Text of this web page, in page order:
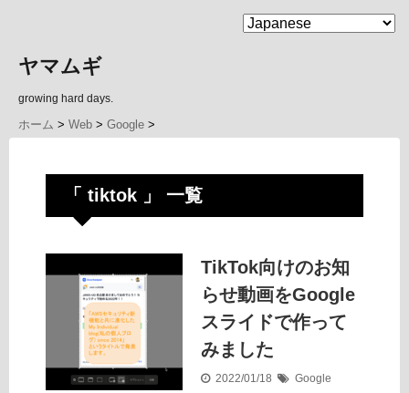
MENU
ヤマムギ
growing hard days.
ホーム > Web > Google >
「 tiktok 」 一覧
TikTok向けのお知
らせ動画をGoogle
スライドで作って
みました
2022/01/18
Google